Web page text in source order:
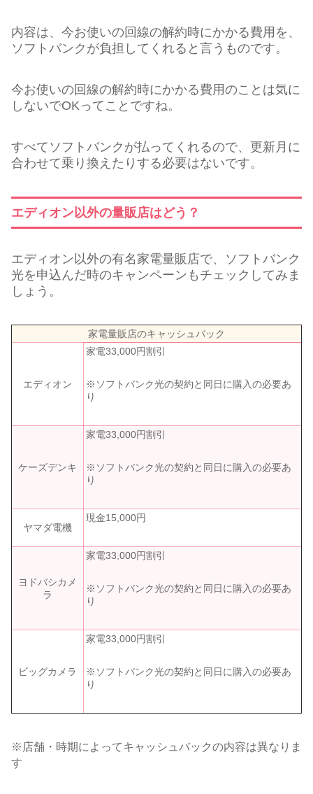
内容は、今お使いの回線の解約時にかかる費用を、
ソフトバンクが負担してくれると言うものです。
今お使いの回線の解約時にかかる費用のことは気に
しないでOKってことですね。
すべてソフトバンクが払ってくれるので、更新月に
合わせて乗り換えたりする必要はないです。
エディオン以外の量販店はどう？
エディオン以外の有名家電量販店で、ソフトバンク
光を申込んだ時のキャンペーンもチェックしてみま
しょう。
家電量販店のキャッシュバック
エディオン
家電33,000円割引
※ソフトバンク光の契約と同日に購入の必要あ
り
ケーズデンキ
家電33,000円割引
※ソフトバンク光の契約と同日に購入の必要あ
り
ヤマダ電機
現金15,000円
ヨドバシカメ
ラ
家電33,000円割引
※ソフトバンク光の契約と同日に購入の必要あ
り
ビッグカメラ
家電33,000円割引
※ソフトバンク光の契約と同日に購入の必要あ
り
※店舗・時期によってキャッシュバックの内容は異なりま
す